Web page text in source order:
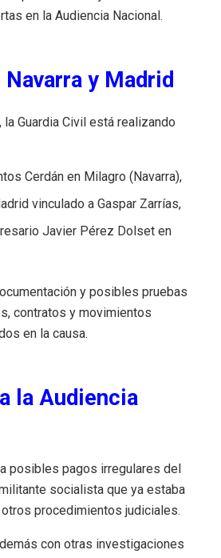
en la Audiencia Nacional.
y Madrid
la Guardia Civil está realizando
Cerdán en Milagro (Navarra),
vinculado a Gaspar Zarrías,
Javier Pérez Dolset en
y posibles pruebas
contratos y movimientos
en la causa.
la Audiencia
posibles pagos irregulares del
socialista que ya estaba
procedimientos judiciales.
con otras investigaciones